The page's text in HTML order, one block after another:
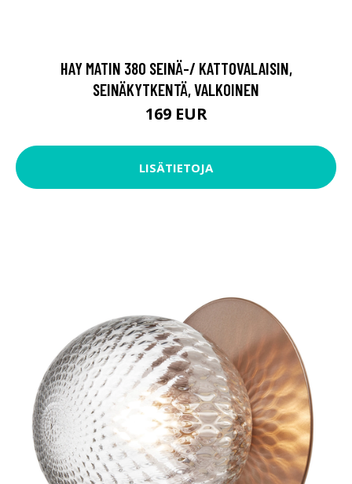
HAY MATIN 380 SEINÄ-/ KATTOVALAISIN,
SEINÄKYTKENTÄ, VALKOINEN
169 EUR
LISÄTIETOJA